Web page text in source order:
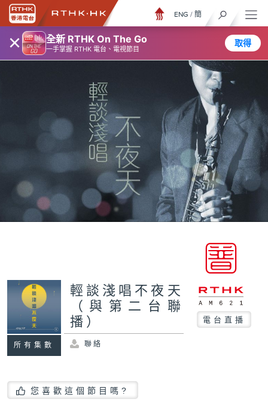
× 全新 RTHK On The Go
一手掌握 RTHK 電台、電視節目
取得
ENG / 簡
所有集數
輕談淺唱不夜天
（與第二台聯
播）
電台直播
聯絡
您喜歡這個節目嗎?